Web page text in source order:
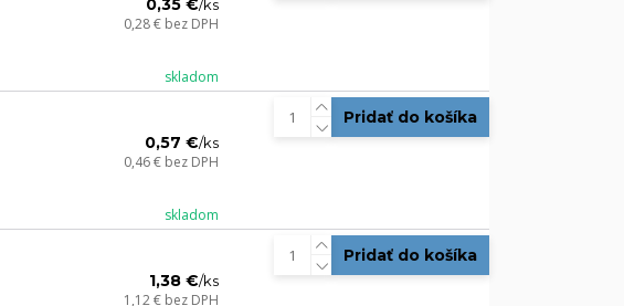
0,35 €/ks
0,28 € bez DPH
skladom
0,57 €/ks
0,46 € bez DPH
skladom
Pridať do košíka
1,38 €/ks
1,12 € bez DPH
Pridať do košíka